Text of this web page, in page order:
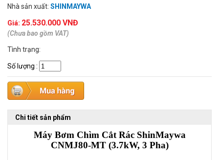
Nhà sản xuất: SHINMAYWA
Giá: 25.530.000 VNĐ
(Chưa bao gồm VAT)
Tình trạng:
Số lượng :
Chi tiết sản phẩm
Máy Bơm Chìm Cắt Rác ShinMaywa
CNMJ80-MT (3.7kW, 3 Pha)